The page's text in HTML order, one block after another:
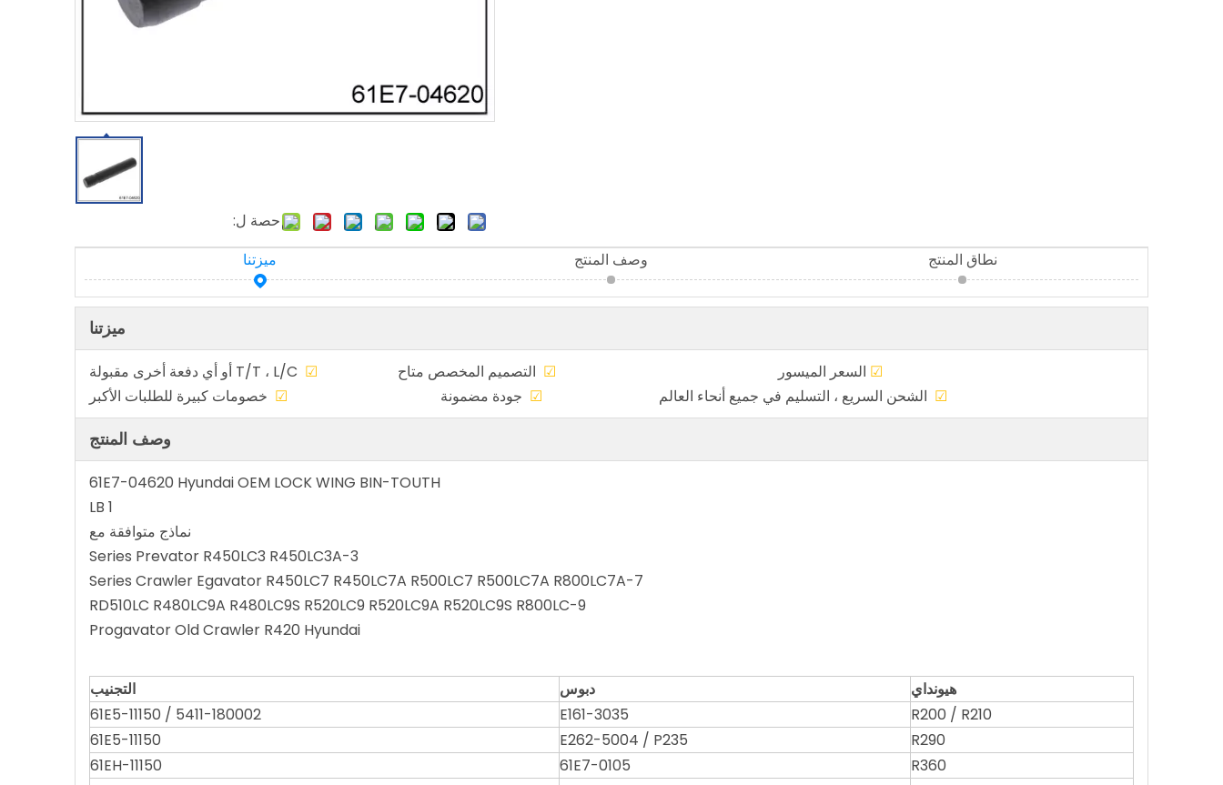
حصة ل:
ميزتنا وصف المنتج نطاق المنتج
ميزتنا
☑ السعر الميسور ☑ التصميم المخصص متاح ☑ T/T ، L/C أو أي دفعة أخرى مقبولة
☑ الشحن السريع ، التسليم في جميع أنحاء العالم ☑ جودة مضمونة ☑ خصومات كبيرة للطلبات الأكبر
وصف المنتج
61E7-04620 Hyundai OEM LOCK WING BIN-TOUTH
1 LB
نماذج متوافقة مع
3-Series Prevator R450LC3 R450LC3A
7-Series Crawler Egavator R450LC7 R450LC7A R500LC7 R500LC7A R800LC7A
RD510LC R480LC9A R480LC9S R520LC9 R520LC9A R520LC9S R800LC-9
Progavator Old Crawler R420 Hyundai
هيونداي دبوس
التجنيب
R200 / R210
E161-3035
61E5-11150 / 5411-180002
R290
E262-5004 / P235
61E5-11150
R360
61E7-0105
61EH-11150